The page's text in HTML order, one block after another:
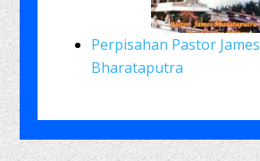
Perpisahan Pastor James
Bharataputra